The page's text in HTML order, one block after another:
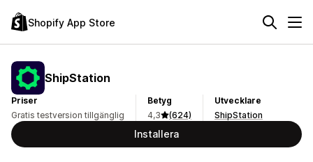
Shopify App Store
ShipStation
Priser
Gratis testversion tillgänglig
Betyg
4,3
(624)
Utvecklare
ShipStation
Installera